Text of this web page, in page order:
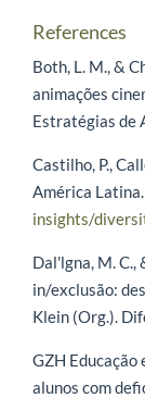
References
Both, L. M., &
animações
Estratégias de
Castilho, P.,
América
insights/
Dal'lgna, M. C.,
in/exclusão:
Klein (Org.).
GZH
alunos com